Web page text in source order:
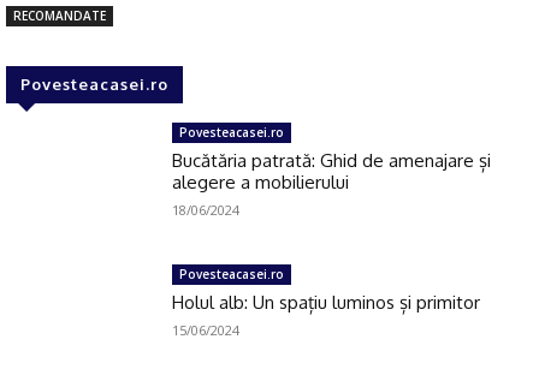
RECOMANDATE
Povesteacasei.ro
Povesteacasei.ro
Bucătăria patrată: Ghid de amenajare și
alegere a mobilierului
18/06/2024
Povesteacasei.ro
Holul alb: Un spațiu luminos și primitor
15/06/2024